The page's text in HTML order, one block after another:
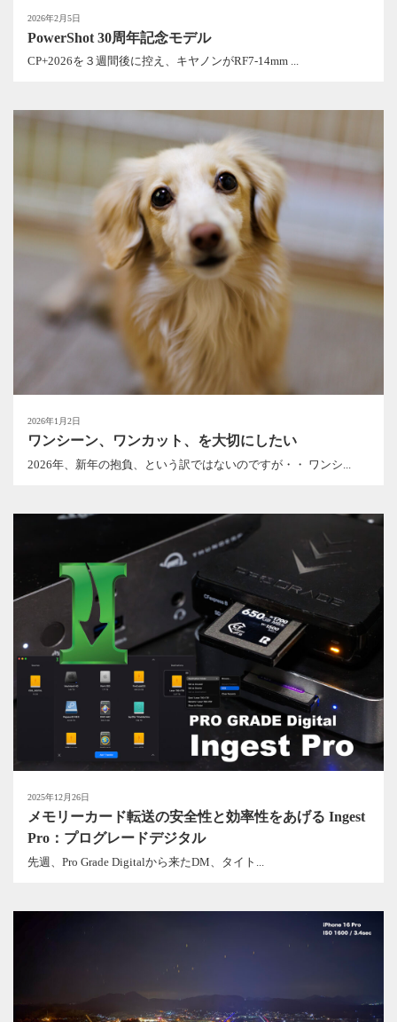
2026年2月5日
PowerShot 30周年記念モデル
CP+2026を３週間後に控え、キヤノンがRF7-14mm ...
2026年1月2日
ワンシーン、ワンカット、を大切にしたい
2026年、新年の抱負、という訳ではないのですが・・ ワンシ...
2025年12月26日
メモリーカード転送の安全性と効率性をあげる Ingest
Pro：プログレードデジタル
先週、Pro Grade Digitalから来たDM、タイト...